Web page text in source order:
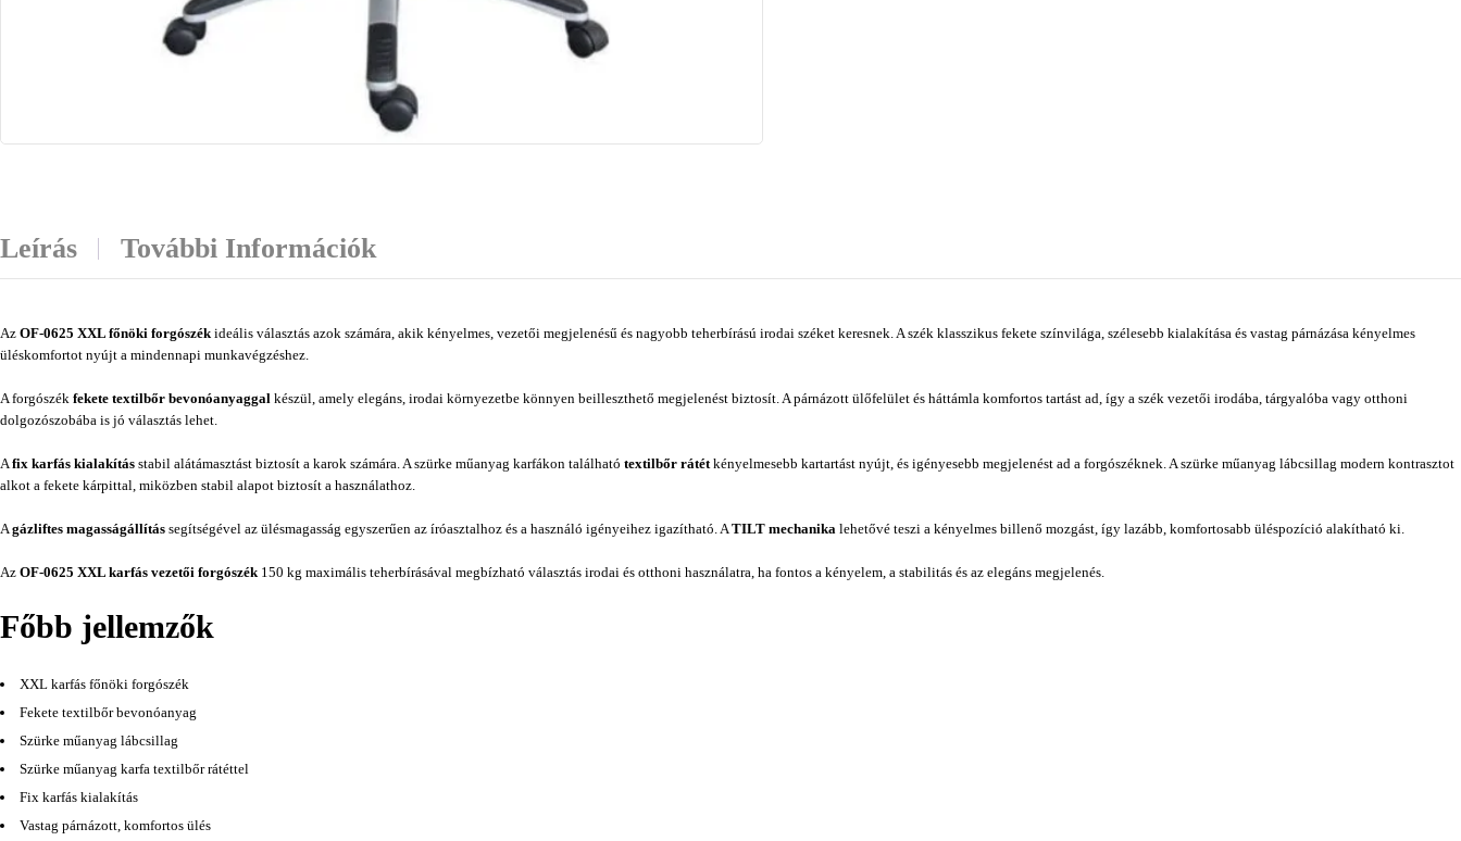
Leírás További Információk
Az OF-0625 XXL főnöki forgószékideális választás azok számára, akik kényelmes, vezetői megjelenésű és nagyobb teherbírású irodai széket keresnek. A szék klasszikus fekete színvilága, szélesebb kialakítása és vastag párnázása kényelmes
üléskomfortot nyújt a mindennapi munkavégzéshez.
A forgószék fekete textilbőr bevonóanyaggal készül, amely elegáns, irodai környezetbe könnyen beilleszthető megjelenést biztosít. A párnázott ülőfelület és háttámla komfortos tartást ad, így a szék vezetői irodába, tárgyalóba vagy otthoni
dolgozószobába is jó választás lehet.
Afix karfás kialakítás stabil alátámasztást biztosít a karok számára. A szürke műanyag karfákon található textilbőr rátétkényelmesebb kartartást nyújt, és igényesebb megjelenést ad a forgószéknek. A szürke műanyag lábcsillag modern kontrasztot
alkot a fekete kárpittal, miközben stabil alapot biztosít a használathoz.
Agázliftes magasságállítás segítségével az ülésmagasság egyszerűen az íróasztalhoz és a használó igényeihez igazítható. ATILT mechanika lehetővé teszi a kényelmes billenő mozgást, így lazább, komfortosabb üléspozíció alakítható ki.
Az OF-0625 XXL karfás vezetői forgószék150 kg maximális teherbírásával megbízható választás irodai és otthoni használatra, ha fontos a kényelem, a stabilitás és az elegáns megjelenés.
Főbb jellemzők
XXL karfás főnöki forgószék
Fekete textilbőr bevonóanyag
Szürke műanyag lábcsillag
Szürke műanyag karfa textilbőr rátéttel
Fix karfás kialakítás
Vastag párnázott, komfortos ülés